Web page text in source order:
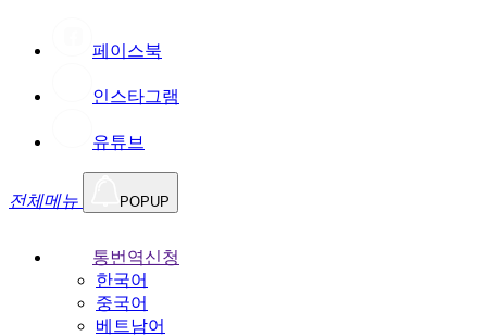
페이스북
인스타그램
유튜브
전체메뉴 POPUP
통번역신청
한국어
중국어
베트남어